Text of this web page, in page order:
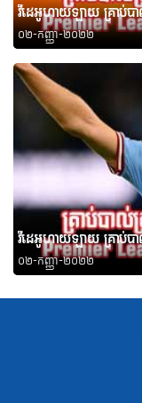
វីដេអូហាយឡាយ គ្រាប់បា
០២-កញ្ញា-២០២២
វីដេអូហាយឡាយ គ្រាប់បា
០២-កញ្ញា-២០២២